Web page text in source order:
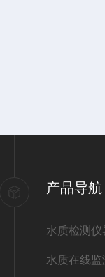
产品导航
水质检测仪
水质在线监